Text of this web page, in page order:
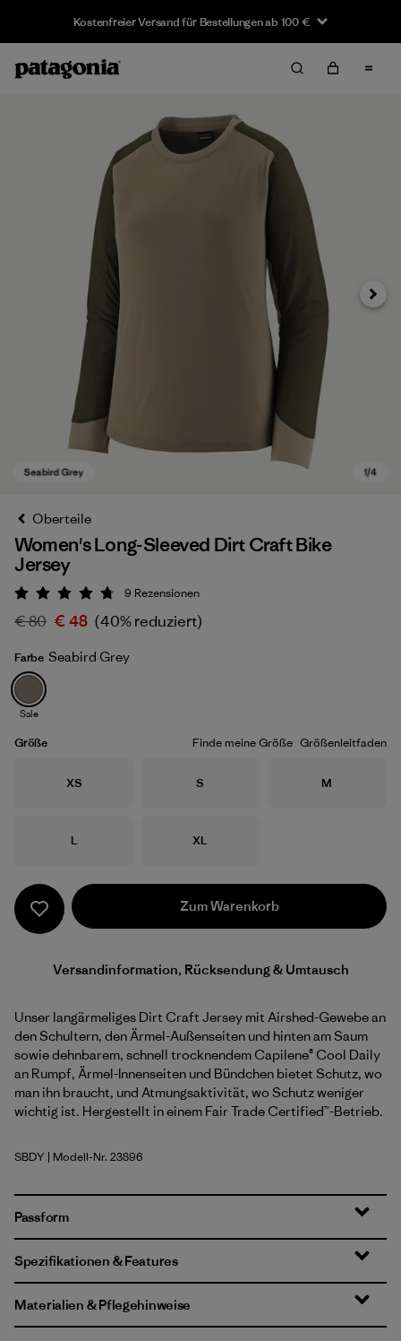
Kostenfreier Versand für Bestellungen ab 100 €
Seabird Grey
Weiter
Oberteile
Women's Long-Sleeved Dirt Craft Bike
Jersey
Bewertung: 4.8 / 5
9 Rezensionen
€ 80 € 48 (40% reduziert)
Farbe Seabird Grey
Sale
Größe Finde meine Größe Größenleitfaden
Größe
XS Größe
S Größe
M
Größe
L Größe
XL
Zum Warenkorb
Versandinformation, Rücksendung & Umtausch
Unser langärmeliges Dirt Craft Jersey mit Airshed-Gewebe an
den Schultern, den Ärmel-Außenseiten und hinten am Saum
sowie dehnbarem, schnell trocknendem Capilene® Cool Daily
an Rumpf, Ärmel-Innenseiten und Bündchen bietet Schutz, wo
man ihn braucht, und Atmungsaktivität, wo Schutz weniger
wichtig ist. Hergestellt in einem Fair Trade Certified™-Betrieb.
Seabird Grey
SBDY | Modell-Nr. 23896
Passform
Spezifikationen & Features
Materialien & Pflegehinweise